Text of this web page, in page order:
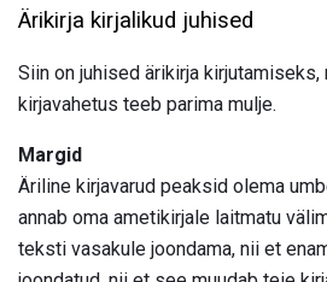
Ärikirja kirjalikud juhised
Siin on juhised ärikirja
kirjavahetus teeb parima mulje.
Margid
Äriline kirjavarud peaksid olema
annab oma ametikirjale laitmatu
teksti vasakule joondama, nii et